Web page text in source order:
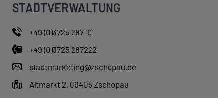
STADTVERWALTUNG
+49 (0)3725 287-0
+49 (0)3725 287222
stadtmarketing@zschopau.de
Altmarkt 2, 09405 Zschopau